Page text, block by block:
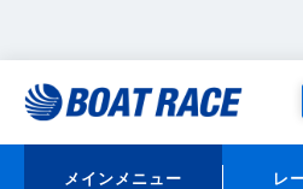
メインメニュー レ